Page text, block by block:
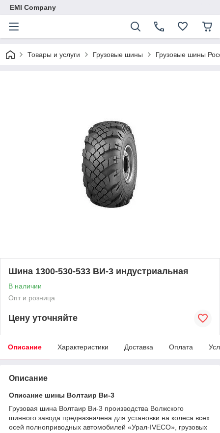
EMI Company
Товары и услуги Грузовые шины Грузовые шины
Шина 1300-530-533 ВИ-3 индустриальная
В наличии
Опт и розница
Цену уточняйте
Описание Характеристики Доставка Оплата
Описание
Описание шины Волтаир Ви-3
Грузовая шина Волтаир Ви-3 производства Волжского
шинного завода предназначена для установки на колеса всех
осей полноприводных автомобилей «Урал-IVECO», грузовых